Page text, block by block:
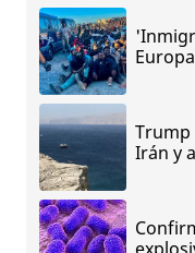
Irán y